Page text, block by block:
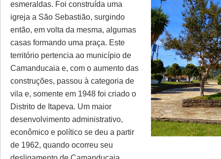
esmeraldas. Foi construída uma
igreja a São Sebastião, surgindo
então, em volta da mesma, algumas
casas formando uma praça. Este
território pertencia ao município de
Camanducaia e, com o aumento das
construções, passou à categoria de
vila e, somente em 1948 foi criado o
Distrito de Itapeva. Um maior
desenvolvimento administrativo,
econômico e político se deu a partir
de 1962, quando ocorreu seu